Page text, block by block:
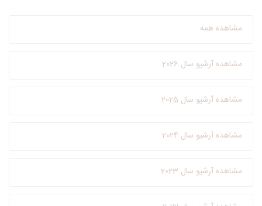
مشاهده همه
مشاهده آرشیو سال 2026
مشاهده آرشیو سال 2025
مشاهده آرشیو سال 2024
مشاهده آرشیو سال 2023